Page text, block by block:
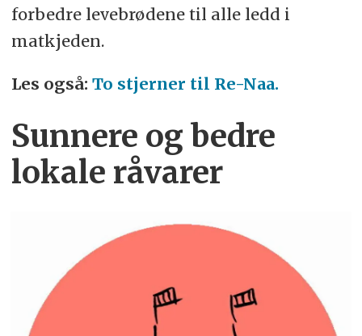
forbedre levebrødene til alle ledd i
matkjeden.
Les også: To stjerner til Re-Naa.
Sunnere og bedre
lokale råvarer